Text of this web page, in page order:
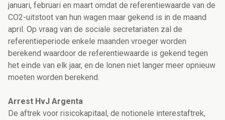
januari, februari en maart omdat de referentiewaarde van de
CO2-uitstoot van hun wagen maar gekend is in de maand
april. Op vraag van de sociale secretariaten zal de
referentieperiode enkele maanden vroeger worden
berekend waardoor de referentiewaarde is gekend tegen
het einde van elk jaar, en de lonen niet langer meer opnieuw
moeten worden berekend.
Arrest HvJ Argenta
De aftrek voor risicokapitaal, de notionele interestaftrek,